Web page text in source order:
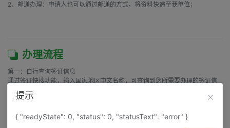
2、邮递办理：申请人也可以通过邮递的方式，将资料快递至我单位；
办理流程
第一：自行查询签证信息
通过签证快搜功能，输入国家地区中文名称，可查询到您所需要办理的签证信
第二：来电或在线核对签证资料
动、近期大使馆受理时间等
提示
{ "readyState": 0, "status": 0, "statusText": "error" }